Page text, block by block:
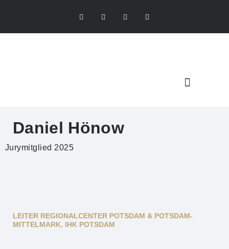
Daniel Hönow
Jurymitglied 2025
LEITER REGIONALCENTER POTSDAM & POTSDAM-
MITTELMARK, IHK POTSDAM